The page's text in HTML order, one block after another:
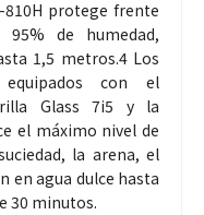
810H protege frente
de humedad,
1,5 metros.4 Los
con el
Glass 7i5 y la
el máximo nivel de
la arena, el
en agua dulce hasta
30 minutos.